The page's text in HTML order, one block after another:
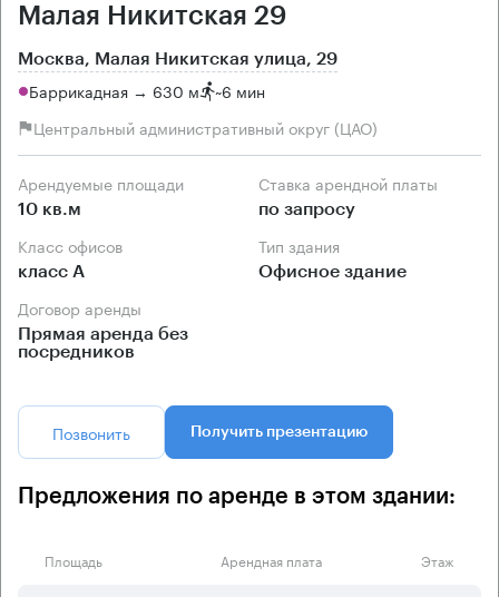
Малая Никитская 29
Москва, Малая Никитская улица, 29
Баррикадная → 630 м ~6 мин
Центральный административный округ (ЦАО)
Арендуемые площади
10 кв.м
Ставка арендной платы
по запросу
Класс офисов
класс А
Тип здания
Офисное здание
Договор аренды
Прямая аренда без
посредников
Позвонить Получить презентацию
Предложения по аренде в этом здании:
Площадь Арендная плата Этаж